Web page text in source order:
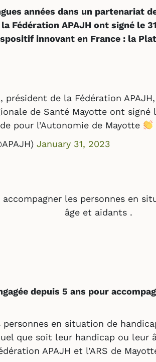
années dans un partenariat
Fédération APAJH ont signé le
innovant en France : la
, président de la Fédération
de Santé Mayotte ont
pour l’Autonomie de Mayotte
January 31, 2023
les personnes en
âge et aidants .
depuis 5 ans pour
personnes en situation de
que soit leur handicap ou leur
APAJH et l’ARS de